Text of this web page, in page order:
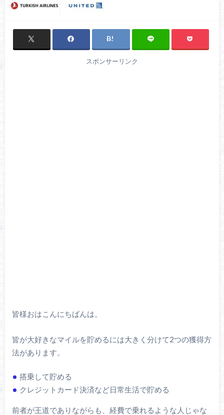
スポンサーリンク
皆様おはこんにちばんは。
皆が大好きなマイルを貯めるには大きく分けて2つの獲得方
法があります。
搭乗して貯める
クレジットカード決済など日常生活で貯める
前者が王道でありながらも、経費で乗れるような人じゃな